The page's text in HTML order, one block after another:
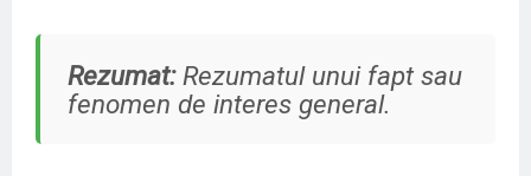
Rezumat:Rezumatul unui fapt sau
fenomen de interes general.